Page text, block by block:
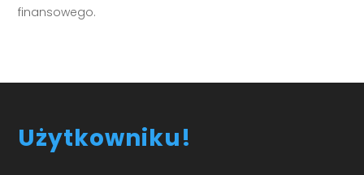
finansowego.
Użytkowniku!